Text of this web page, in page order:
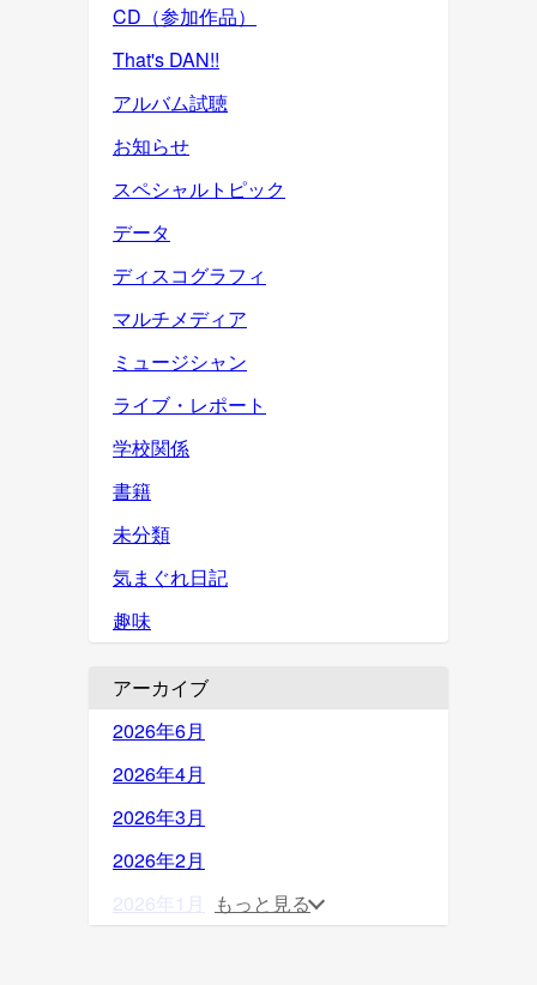
CD（参加作品）
That's DAN!!
アルバム試聴
お知らせ
スペシャルトピック
データ
ディスコグラフィ
マルチメディア
ミュージシャン
ライブ・レポート
学校関係
書籍
未分類
気まぐれ日記
趣味
アーカイブ
2026年6月
2026年4月
2026年3月
2026年2月
2026年1月
もっと見る